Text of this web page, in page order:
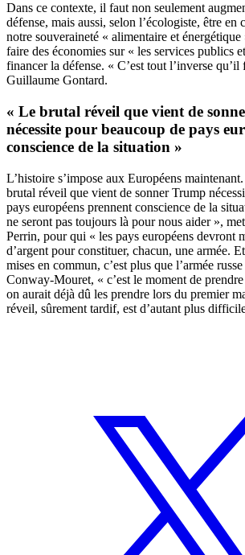
Dans ce contexte, il faut non seulement
défense, mais aussi, selon l’écologiste, être en
notre souveraineté « alimentaire et
faire des économies sur « les services publics
financer la défense. « C’est tout l’inverse
Guillaume Gontard.
« Le brutal réveil que vient de
nécessite pour beaucoup de pays
conscience de la situation »
L’histoire s’impose aux Européens
brutal réveil que vient de sonner Trump
pays européens prennent conscience de la
ne seront pas toujours là pour nous aider »,
Perrin, pour qui « les pays européens devront
d’argent pour constituer, chacun, une armée.
mises en commun, c’est plus que l’armée
Conway-Mouret, « c’est le moment de
on aurait déjà dû les prendre lors du premier
réveil, sûrement tardif, est d’autant plus